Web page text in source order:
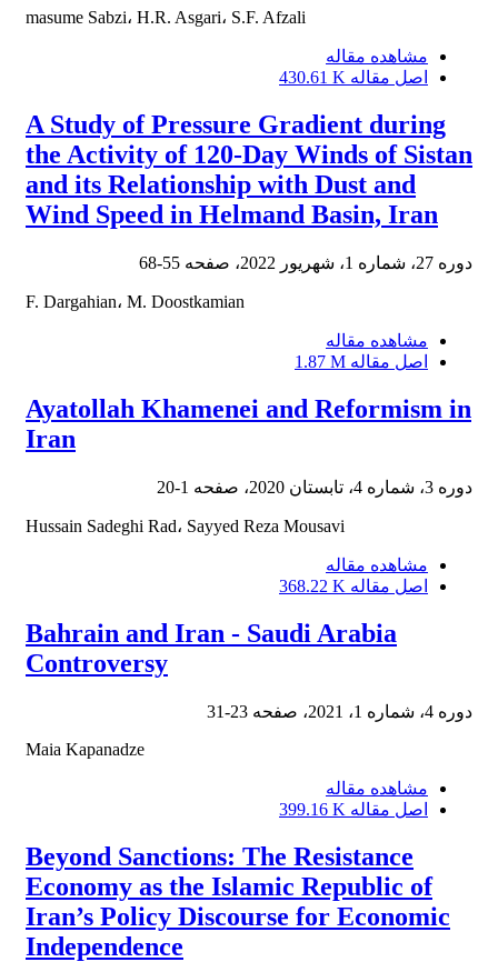
masume Sabzi، H.R. Asgari، S.F. Afzali
مشاهده مقاله
اصل مقاله 430.61 K
A Study of Pressure Gradient during
the Activity of 120-Day Winds of Sistan
and its Relationship with Dust and
Wind Speed in Helmand Basin, Iran
دوره 27، شماره 1، شهریور 2022، صفحه 55-68
F. Dargahian، M. Doostkamian
مشاهده مقاله
اصل مقاله 1.87 M
Ayatollah Khamenei and Reformism in
Iran
دوره 3، شماره 4، تابستان 2020، صفحه 1-20
Hussain Sadeghi Rad، Sayyed Reza Mousavi
مشاهده مقاله
اصل مقاله 368.22 K
Bahrain and Iran - Saudi Arabia
Controversy
دوره 4، شماره 1، 2021، صفحه
23-31
Maia Kapanadze
مشاهده مقاله
اصل مقاله 399.16 K
Beyond Sanctions: The Resistance
Economy as the Islamic Republic of
Iran’s Policy Discourse for Economic
Independence